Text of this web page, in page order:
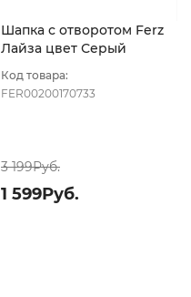
Шапка с отворотом Ferz
Лайза цвет Серый
Код товара:
FER00200170733
3 199Руб.
1 599Руб.